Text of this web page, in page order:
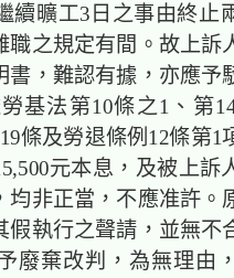
續曠工3日之事由終止
職之規定有間。故上訴
書，難認有據，亦應予
基法第10條之1、第
條及勞退條例12條第1
元本息，及被上訴
均非正當，不應准許。
假執行之聲請，並無不
廢棄改判，為無理由